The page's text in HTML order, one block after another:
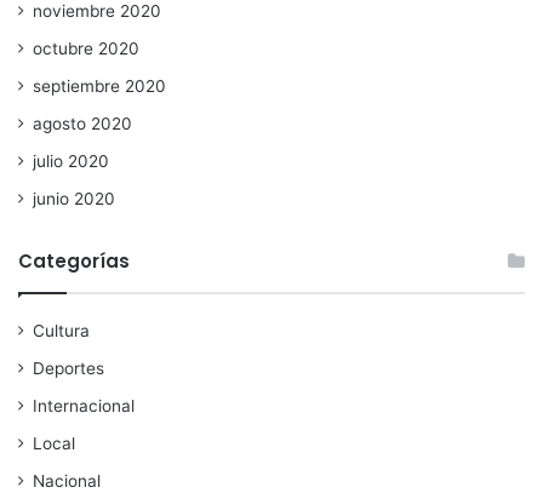
noviembre 2020
octubre 2020
septiembre 2020
agosto 2020
julio 2020
junio 2020
Categorías
Cultura
Deportes
Internacional
Local
Nacional